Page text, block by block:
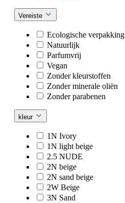
Vereiste
Ecologische verpakking
Natuurlijk
Parfumvrij
Vegan
Zonder kleurstoffen
Zonder minerale oliën
Zonder parabenen
kleur
1N Ivory
1N light beige
2.5 NUDE
2N beige
2N sand beige
2W Beige
3N Sand